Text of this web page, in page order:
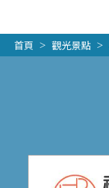
首頁 觀光景點